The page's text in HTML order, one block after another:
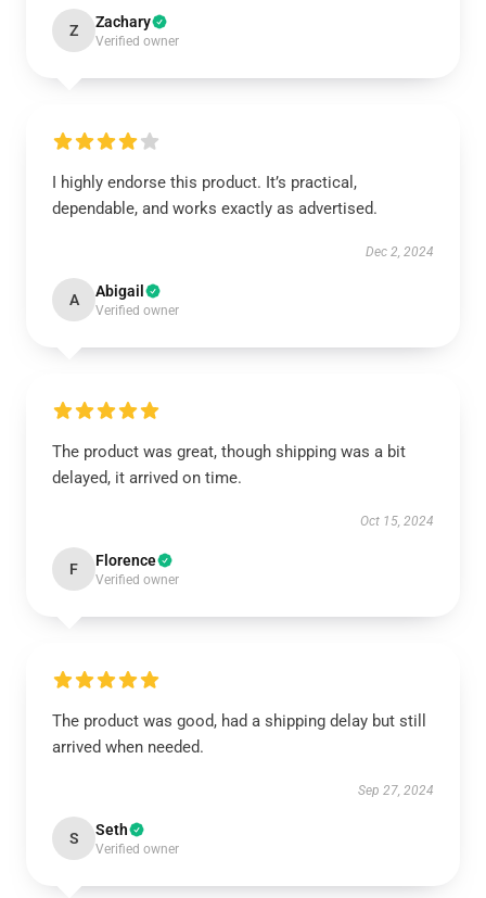
Z Zachary
Verified owner
I highly endorse this product. It’s practical,
dependable, and works exactly as advertised.
Dec 2, 2024
A Abigail
Verified owner
The product was great, though shipping was a bit
delayed, it arrived on time.
Oct 15, 2024
F Florence
Verified owner
The product was good, had a shipping delay but still
arrived when needed.
Sep 27, 2024
S Seth
Verified owner